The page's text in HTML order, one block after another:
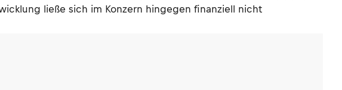
ließe sich im Konzern hingegen finanziell nicht